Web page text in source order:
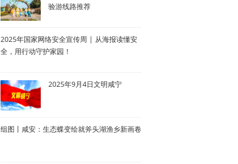
验游线路推荐
2025年国家网络安全宣传周 | 从海报读懂安
全，用行动守护家园！
2025年9月4日文明咸宁
组图丨咸安：生态蝶变绘就斧头湖渔乡新画卷